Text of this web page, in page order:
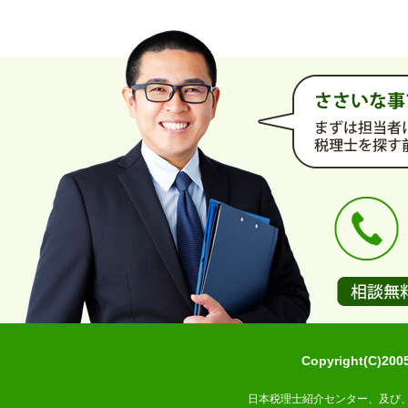
日本税理士紹介センター、及び